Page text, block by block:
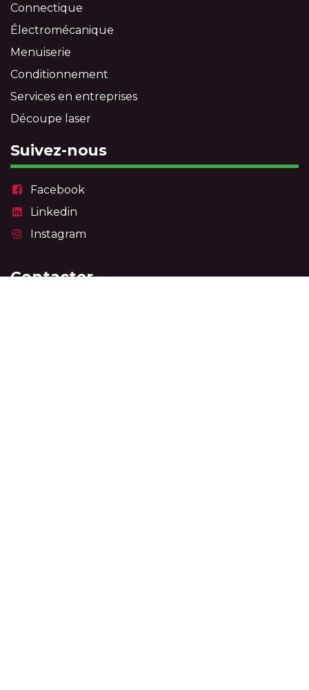
Connectique
Électromécanique
Menuiserie
Conditionnement
Services en entreprises
Découpe laser
Suivez-nous
Facebook
Linkedin
Instagram
Contacter